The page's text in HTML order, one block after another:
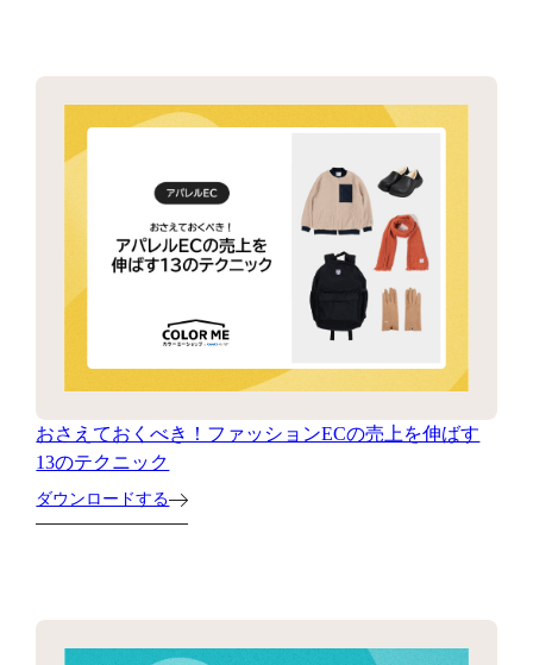
おさえておくべき！ファッションECの売上を伸ばす
13のテクニック
ダウンロードする